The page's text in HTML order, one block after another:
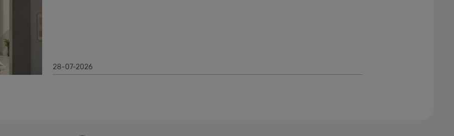
28-07-2026